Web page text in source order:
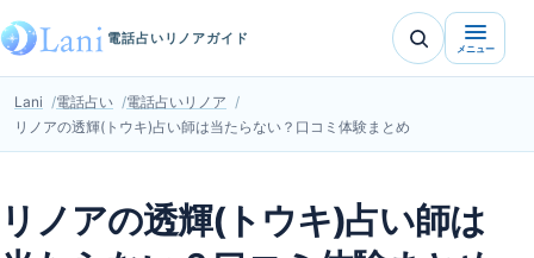
電話占いリノアガイド
メニュー
Lani 電話占い
電話占いリノア
リノアの透輝(トウキ)占い師は当たらない？口コミ体験まとめ
リノアの透輝(トウキ)占い師は